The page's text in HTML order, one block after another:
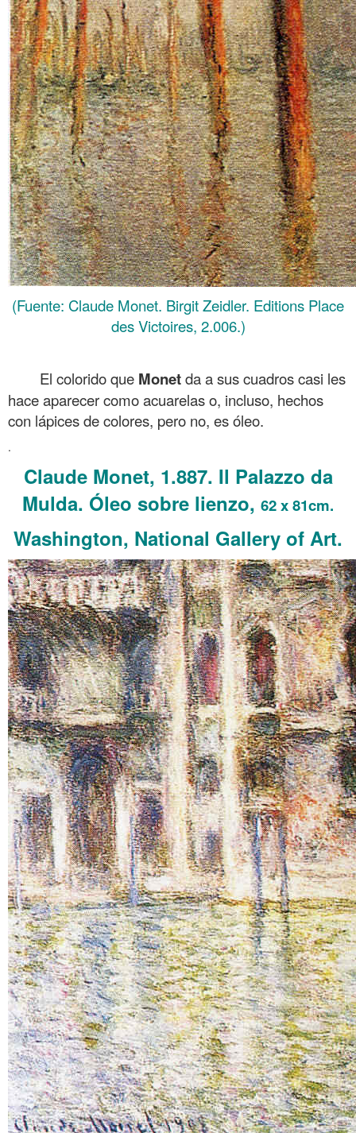
(Fuente: Claude Monet. Birgit Zeidler. Editions Place
des Victoires, 2.006.)
El colorido que Monetda a sus cuadros casi les
hace aparecer como acuarelas o, incluso, hechos
con lápices de colores, pero no, es óleo.
.
Claude Monet, 1.887. Il Palazzo da
Mulda. Óleo sobre lienzo, 62 x 81cm.
Washington, National Gallery of Art.